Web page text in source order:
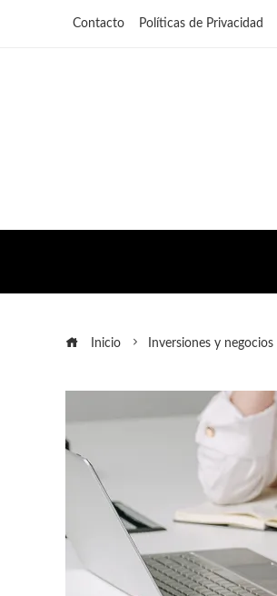
Contacto Políticas de Privacidad
Inicio Inversiones y negocios